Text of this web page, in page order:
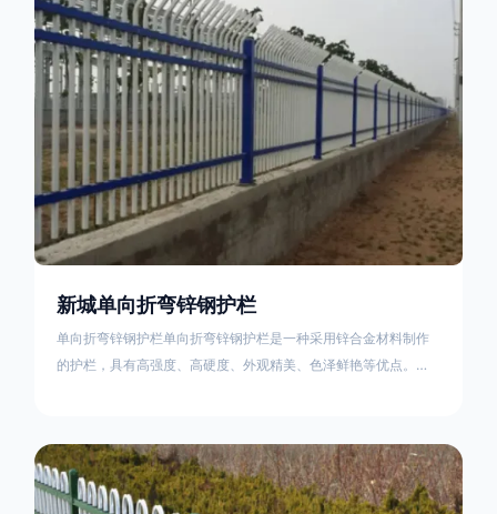
新城单向折弯锌钢护栏
单向折弯锌钢护栏单向折弯锌钢护栏是一种采用锌合金材料制作
的护栏，具有高强度、高硬度、外观精美、色泽鲜艳等优点。该
再加上防盗垫圈，这样能够避免护栏被人轻易拆卸；适合于大批
量生产，能够很好的与自然相融合。单向折弯锌钢护栏可以用于
住宅小区、工厂院校、道路交通等场所。该产品具有高强度、高